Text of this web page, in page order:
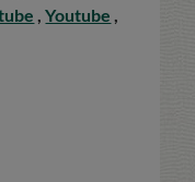
,Youtube